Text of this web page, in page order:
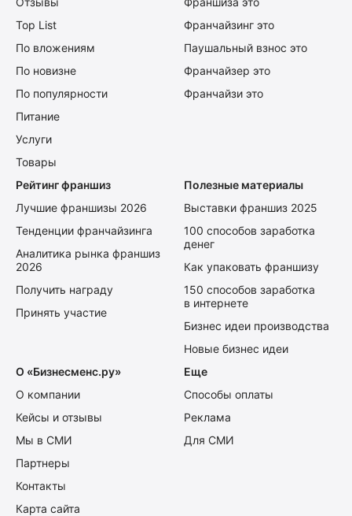
Top List
По вложениям
По новизне
По популярности
Питание
Услуги
Товары
Франчайзинг это
Паушальный взнос это
Франчайзер это
Франчайзи это
Рейтинг франшиз
Лучшие франшизы 2026
Тенденции франчайзинга
Аналитика рынка франшиз
2026
Получить награду
Принять участие
Полезные материалы
Выставки франшиз 2025
100 способов заработка
денег
Как упаковать франшизу
150 способов заработка
в интернете
Бизнес идеи производства
Новые бизнес идеи
О «Бизнесменс.ру»
О компании
Кейсы и отзывы
Мы в СМИ
Партнеры
Контакты
Карта сайта
Еще
Способы оплаты
Реклама
Для СМИ